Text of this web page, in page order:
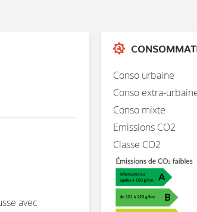
avec
Conso urbaine
Conso extra-
Conso mixte
Emissions CO2
Classe CO2